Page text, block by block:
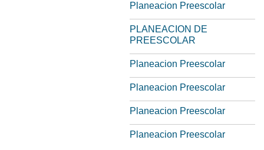
Planeacion Preescolar
PLANEACION DE
PREESCOLAR
Planeacion Preescolar
Planeacion Preescolar
Planeacion Preescolar
Planeacion Preescolar